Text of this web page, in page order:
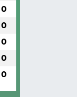
0
0
0
0
0